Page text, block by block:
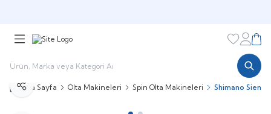
Favorilerim
Ana Sayfa Olta Makineleri Spin Olta Makineleri Shimano
Paylaş